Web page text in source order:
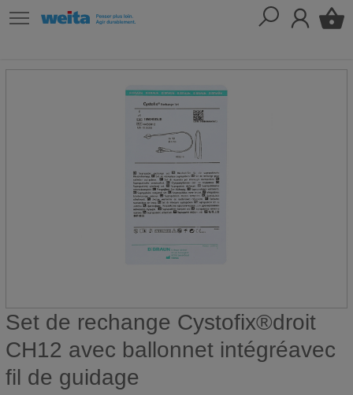
Set de rechange Cystofix®droit
CH12 avec ballonnet intégréavec
fil de guidage